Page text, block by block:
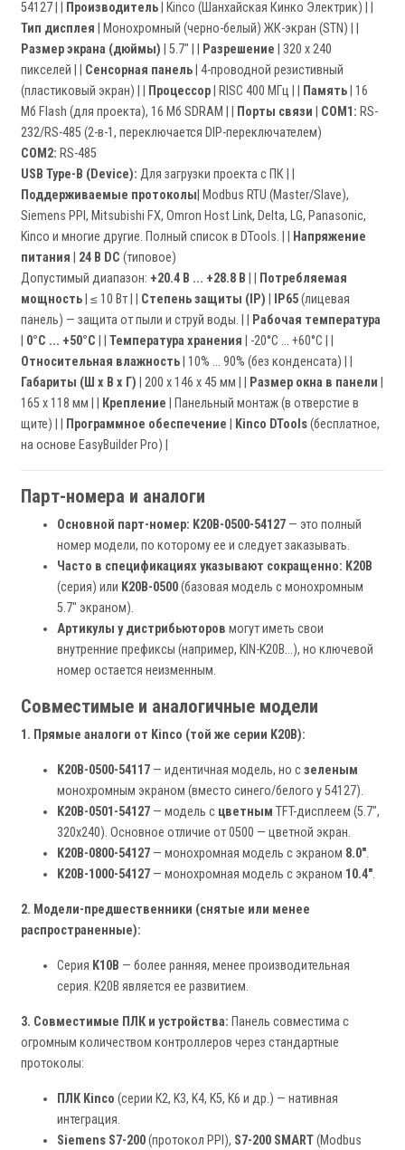
54127 | | Производитель | Kinco (Шанхайская Кинко Электрик) | |
Тип дисплея | Монохромный (черно-белый) ЖК-экран (STN) | |
Размер экрана (дюймы) | 5.7" | | Разрешение | 320 x 240
пикселей | | Сенсорная панель | 4-проводной резистивный
(пластиковый экран) | |
Процессор | RISC 400 МГц | | Память | 16
Мб Flash (для проекта), 16 Мб SDRAM | |
Порты связи COM1: RS-
232/RS-485 (2-в-1, переключается DIP-переключателем)
COM2: RS-485
USB Type-B (Device): Для загрузки проекта с ПК | |
Поддерживаемые протоколы | Modbus RTU (Master/Slave),
Siemens PPI, Mitsubishi FX, Omron Host Link, Delta, LG, Panasonic,
Kinco и многие другие. Полный список в DTools. | |
Напряжение
питания
24 В DC (типовое)
Допустимый диапазон: +20.4 В ... +28.8 В
Потребляемая
мощность | ≤ 10 Вт | | Степень защиты (IP) IP65(лицевая
панель) — защита от пыли и струй воды. | |
Рабочая температура
0°C ... +50°C Температура хранения | -20°C ... +60°C | |
Относительная влажность | 10% ... 90% (без конденсата) | |
Габариты (Ш x В x Г) | 200 x 146 x 45 мм | | Размер окна в панели
165 x 118 мм | |
Крепление | Панельный монтаж (в отверстие в
щите) | |
Программное обеспечение Kinco DTools(бесплатное,
на основе EasyBuilder Pro) |
Парт-номера и аналоги
Основной парт-номер: K20B-0500-54127 — это полный
номер модели, по которому ее и следует заказывать.
Часто в спецификациях указывают сокращенно: K20B
(серия) или K20B-0500(базовая модель с монохромным
5.7" экраном).
Артикулы у дистрибьюторов могут иметь свои
внутренние префиксы (например, KIN-K20B...), но ключевой
номер остается неизменным.
Совместимые и аналогичные модели
1. Прямые аналоги от Kinco (той же серии K20B):
K20B-0500-54117 — идентичная модель, но сзеленым
монохромным экраном (вместо синего/белого у 54127).
K20B-0501-54127 — модель с цветным TFT-дисплеем (5.7",
320x240). Основное отличие от 0500 — цветной экран.
K20B-0800-54127 — монохромная модель с экраном 8.0".
K20B-1000-54127 — монохромная модель с экраном 10.4".
2. Модели-предшественники (снятые или менее
распространенные):
Серия K10B — более ранняя, менее производительная
серия. K20B является ее развитием.
3. Совместимые ПЛК и устройства: Панель совместима с
огромным количеством контроллеров через стандартные
протоколы:
ПЛК Kinco (серии K2, K3, K4, K5, K6 и др.) — нативная
интеграция.
Siemens S7-200(протокол PPI), S7-200 SMART(Modbus